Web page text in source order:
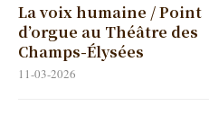
La voix humaine / Point
d’orgue au Théâtre des
Champs-Élysées
11-03-2026